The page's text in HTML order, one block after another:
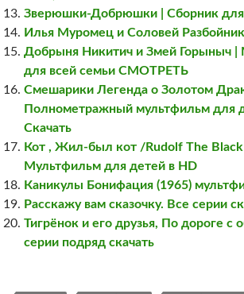
Зверюшки-Добрюшки | Сборник для
Илья Муромец и Соловей
Добрыня Никитич и Змей Горыныч
для всей семьи СМОТРЕТЬ
Смешарики Легенда о Золотом
Полнометражный мультфильм для
Скачать
Кот , Жил-был кот /Rudolf The
Мультфильм для детей в HD
Каникулы Бонифация (1965)
Расскажу вам сказочку. Все серии
Тигрёнок и его друзья, По дороге с
серии подряд скачать